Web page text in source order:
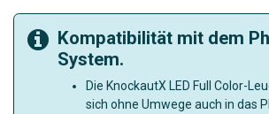
Kompatibilität mit dem
System.
Die KnockautX LED Full Color-
sich ohne Umwege auch in das